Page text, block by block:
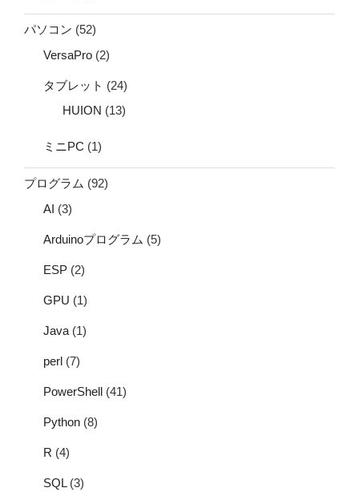
パソコン (52)
VersaPro (2)
タブレット (24)
HUION (13)
ミニPC (1)
プログラム (92)
AI (3)
Arduinoプログラム (5)
ESP (2)
GPU (1)
Java (1)
perl (7)
PowerShell (41)
Python (8)
R (4)
SQL(3)